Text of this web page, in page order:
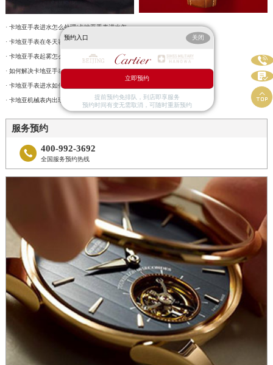
· 卡地亚手表进水怎么处理(卡地亚手表进水怎么办)
· 卡地亚手表在冬天容易起雾怎么处理？
· 如何解决卡地亚手表的进水问题？
· 卡地亚手表进水如何解决？
· 卡地亚机械表内出现了水雾该如何处理？
服务预约
 400-992-3692
全国服务预约热线



预约入口 关闭
立即预约
提前预约免排队，到店即享服务
预约时间有变无需取消，可随时重新预约